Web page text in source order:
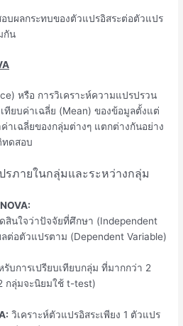
บผลกระทบของตัวแปรอิสระต่อตัวแปร
กัน
หรือ การวิเคราะห์ความแปรปรวน
ทียบค่าเฉลี่ย (Mean) ของข้อมูลตั้งแต่
าเฉลี่ยของกลุ่มต่างๆ แตกต่างกันอย่าง
ดสอบ
ภายในกลุ่มและระหว่างกลุ่ม
สินใจว่าปัจจัยที่ศึกษา (Independent
ต่อตัวแปรตาม (Dependent Variable)
รับการเปรียบเทียบกลุ่ม ที่มากกว่า 2
กลุ่มจะนิยมใช้ t-test)
: วิเคราะห์ตัวแปรอิสระเพียง 1 ตัวแปร